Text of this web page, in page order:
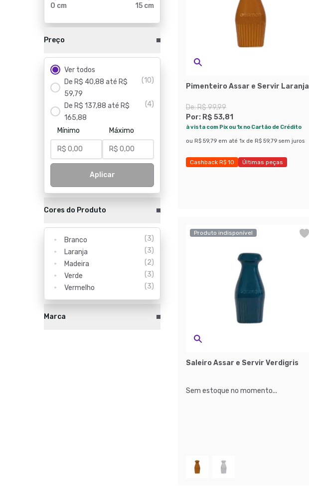
0 cm 15 cm
Preço
Ver todos
De R$ 40,88 até R$
59,79
(10)
De R$ 137,88 até R$
165,88
(4)
Mínimo Máximo
Aplicar
Cores do Produto
Branco (3)
Laranja
(3)
Madeira
(2)
Verde
(3)
Vermelho
(3)
Marca
Pimenteiro Assar e Servir Laranja
De:R$ 99,99
Por: R$ 53,81
à vista com Pix ou 1x no Cartão de Crédito
ou R$ 59,79 em até 1x de R$ 59,79 sem juros
Cashback R$ 10
Últimas peças
Produto indisponível
Saleiro Assar e Servir Verdigris
Sem estoque no momento...